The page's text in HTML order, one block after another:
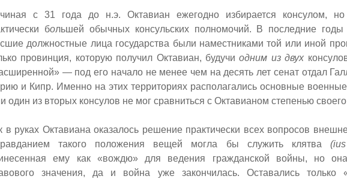
с 31 года до н.э. Октавиан ежегодно избирается консулом,
большей обычных консульских полномочий. В последние годы
должностные лица государства были наместниками той или иной
провинция, которую получил Октавиан, будучиодним из двух
— под его начало не менее чем на десять лет сенат отдал
и Кипр. Именно на этих территориях располагались основные
один из вторых консулов не мог сравниться с Октавианом степенью
в руках Октавиана оказалось решение практически всех вопросов
такого положения вещей могла бы служить клятва (
ему как «вождю» для ведения гражданской войны, но
значения, да и война уже закончилась. Оставались только